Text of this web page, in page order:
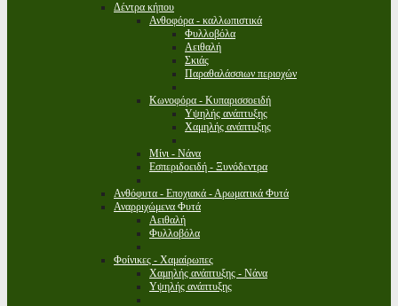
Δέντρα κήπου
Ανθοφόρα - καλλωπιστικά
Φυλλοβόλα
Αειθαλή
Σκιάς
Παραθαλάσσιων περιοχών
Κωνοφόρα - Κυπαρισσοειδή
Υψηλής ανάπτυξης
Χαμηλής ανάπτυξης
Μίνι - Νάνα
Εσπεριδοειδή - Ξυνόδεντρα
Ανθόφυτα - Εποχιακά - Αρωματικά Φυτά
Αναρριχώμενα Φυτά
Αειθαλή
Φυλλοβόλα
Φοίνικες - Χαμαίρωπες
Χαμηλής ανάπτυξης - Νάνα
Υψηλής ανάπτυξης